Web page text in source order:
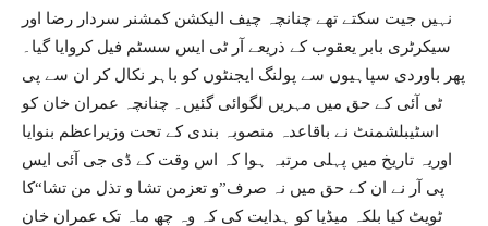
نہیں جیت سکتے تھے چنانچہ چیف الیکشن کمشنر سردار رضا اور
سیکرٹری بابر یعقوب کے ذریعے آر ٹی ایس سسٹم فیل کروایا گیا۔
پھر باوردی سپاہیوں سے پولنگ ایجنٹوں کو باہر نکال کر ان سے پی
ٹی آئی کے حق میں مہریں لگوائی گئیں۔ چنانچہ عمران خان کو
اسٹیبلشمنٹ نے باقاعدہ منصوبہ بندی کے تحت وزیراعظم بنوایا
اوریہ تاریخ میں پہلی مرتبہ ہوا کہ اس وقت کے ڈی جی آئی ایس
پی آر نے ان کے حق میں نہ صرف”و تعزمن تشا و تذل من تشا“کا
ٹویٹ کیا بلکہ میڈیا کو ہدایت کی کہ وہ چھ ماہ تک عمران خان